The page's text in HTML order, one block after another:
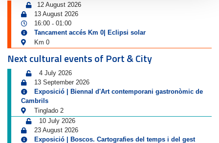
12 August 2026
13 August 2026
16:00 - 01:00
Tancament accés Km 0| Eclipsi solar
Km 0
Next cultural events of Port & City
4 July 2026
13 September 2026
Exposició | Biennal d'Art contemporani gastronòmic de
Cambrils
Tinglado 2
10 July 2026
23 August 2026
Exposició | Boscos. Cartografies del temps i del gest